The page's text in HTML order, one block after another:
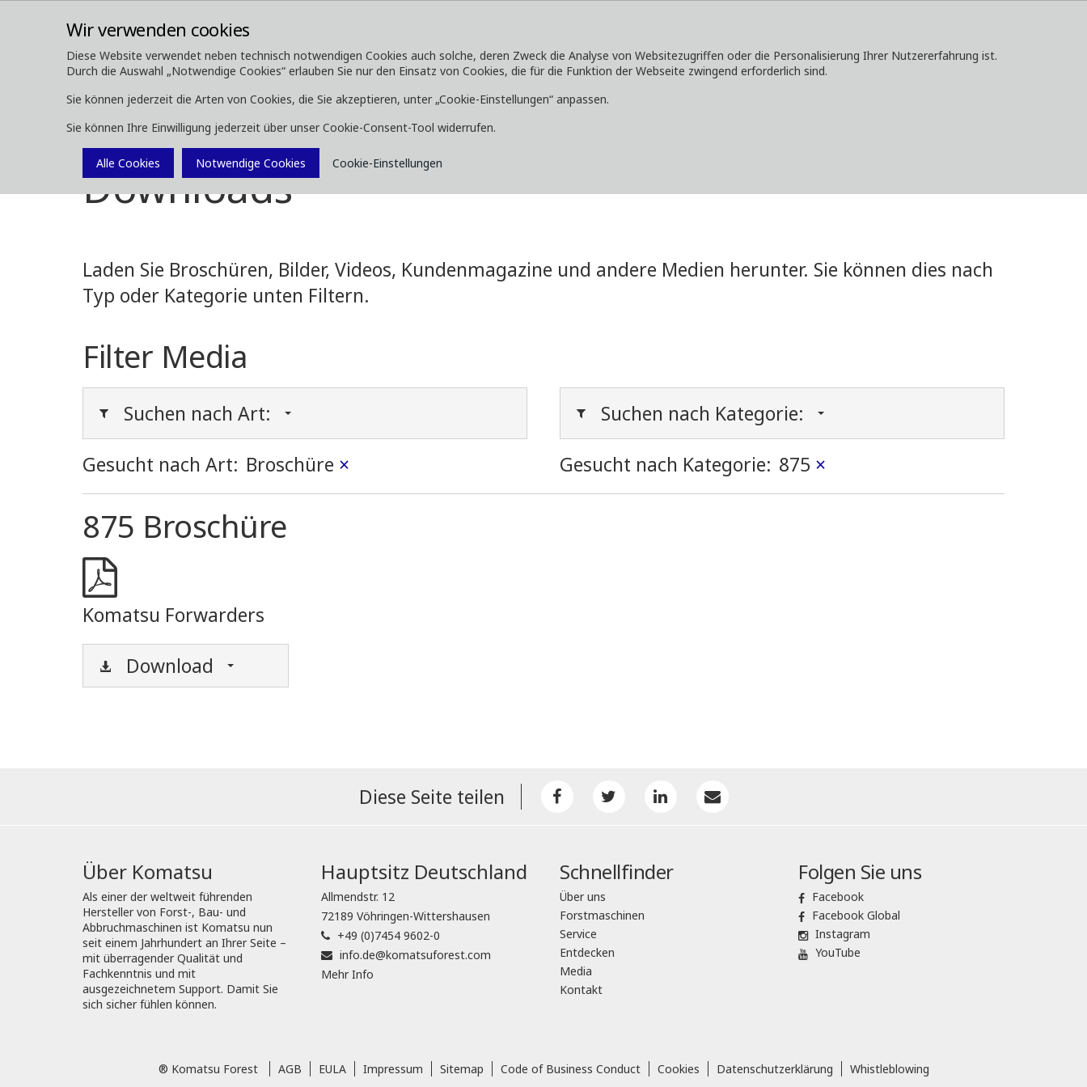
Wir verwenden cookies
Diese Website verwendet neben technisch notwendigen Cookies auch solche, deren Zweck die Analyse von Websitezugriffen oder die Personalisierung Ihrer Nutzererfahrung ist.
Durch die Auswahl „Notwendige Cookies“ erlauben Sie nur den Einsatz von Cookies, die für die Funktion der Webseite zwingend erforderlich sind.
Sie können jederzeit die Arten von Cookies, die Sie akzeptieren, unter „Cookie-Einstellungen“ anpassen.
Sie können Ihre Einwilligung jederzeit über unser Cookie-Consent-Tool widerrufen.
Alle Cookies Notwendige Cookies Cookie-Einstellungen
Downloads
Downloads
Laden Sie Broschüren, Bilder, Videos, Kundenmagazine und andere Medien herunter. Sie können dies nach
Typ oder Kategorie unten Filtern.
Filter Media
Suchen nach Art:
Gesucht nach Art: Broschüre ×
Suchen nach Kategorie:
Gesucht nach Kategorie: 875 ×
875 Broschüre
Komatsu Forwarders
Download
Diese Seite teilen
Über Komatsu
Als einer der weltweit führenden
Hersteller von Forst-, Bau- und
Abbruchmaschinen ist Komatsu nun
seit einem Jahrhundert an Ihrer Seite –
mit überragender Qualität und
Fachkenntnis und mit
ausgezeichnetem Support. Damit Sie
sich sicher fühlen können.
Hauptsitz Deutschland
Allmendstr. 12
72189 Vöhringen-Wittershausen
+49 (0)7454 9602-0
info.de@komatsuforest.com
Mehr Info
Schnellfinder
Über uns
Forstmaschinen
Service
Entdecken
Media
Kontakt
Folgen Sie uns
Facebook
Facebook Global
Instagram
YouTube
® Komatsu Forest AGB EULA Impressum Sitemap Code of Business Conduct Cookies Datenschutzerklärung Whistleblowing